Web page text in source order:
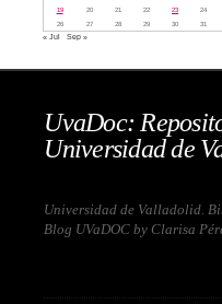
19
20 21 22 23 24
26
27 28 29 30 31
« Jul Sep »
UvaDoc:
Universidad de
Universidad de Valladolid.
Blog UVaDOC by Clarisa